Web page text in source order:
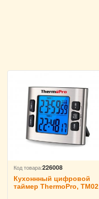
Код товара:226008
Кухоннный цифровой
таймер ThermoPro, TM02